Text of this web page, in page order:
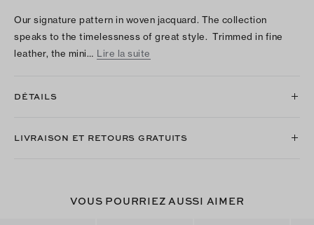
Our signature pattern in woven jacquard. The collection
speaks to the timelessness of great style. Trimmed in fine
leather, the mini… Lire la suite
DÉTAILS
LIVRAISON ET RETOURS GRATUITS
VOUS POURRIEZ AUSSI AIMER